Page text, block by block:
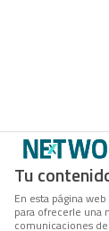
Tu
En esta página
para ofrecerle una
comunicaciones